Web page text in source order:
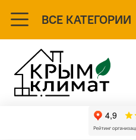
ВСЕ КАТЕГОРИИ